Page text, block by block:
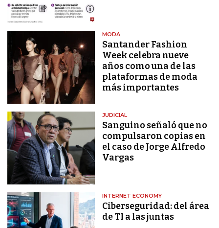
MODA
Santander Fashion
Week celebra nueve
años como una de las
plataformas de moda
más importantes
JUDICIAL
Sanguino señaló que no
compulsaron copias en
el caso de Jorge Alfredo
Vargas
INTERNET ECONOMY
Ciberseguridad: del área
de TI a las juntas